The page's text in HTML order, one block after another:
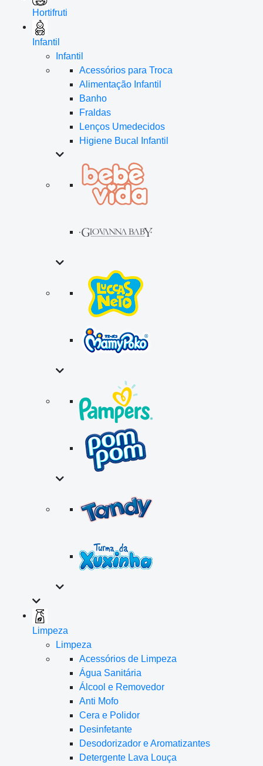
Hortifruti
Infantil
Infantil
Acessórios para Troca
Alimentação Infantil
Banho
Fraldas
Lenços Umedecidos
Higiene Bucal Infantil
Limpeza
Limpeza
Acessórios de Limpeza
Água Sanitária
Álcool e Removedor
Anti Mofo
Cera e Polidor
Desinfetante
Desodorizador e Aromatizantes
Detergente Lava Louça